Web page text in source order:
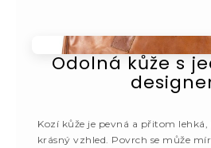
Odolná kůže s
Kozí kůže je pevná a přitom lehká,
krásný vzhled. Povrch se může